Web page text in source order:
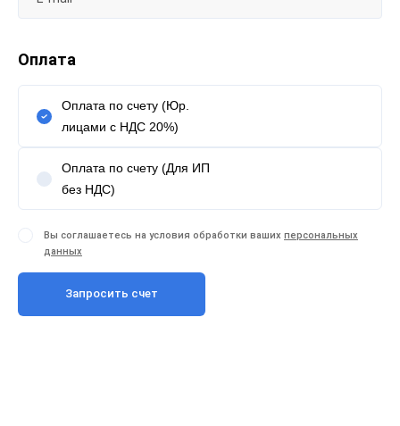
Оплата
Оплата по счету (Юр.
лицами с НДС 20%)
Оплата по счету (Для ИП
без НДС)
Вы соглашаетесь на условия обработки ваших персональных
данных